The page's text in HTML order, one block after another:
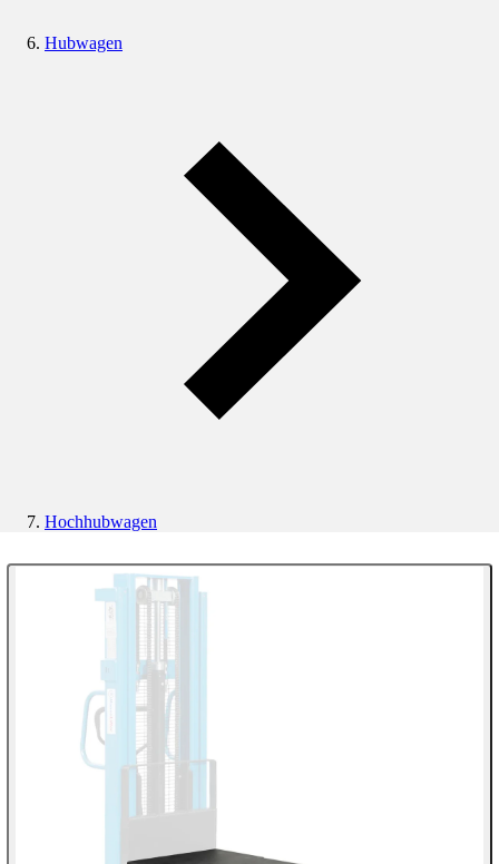
Hubwagen
Hochhubwagen